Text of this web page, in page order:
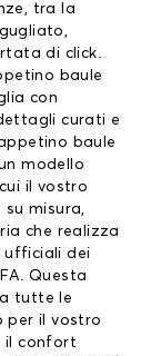
tra la
di click.
baule
con
curati e
baule
modello
il vostro
misura,
che realizza
ufficiali dei
Questa
tutte le
per il vostro
il confort